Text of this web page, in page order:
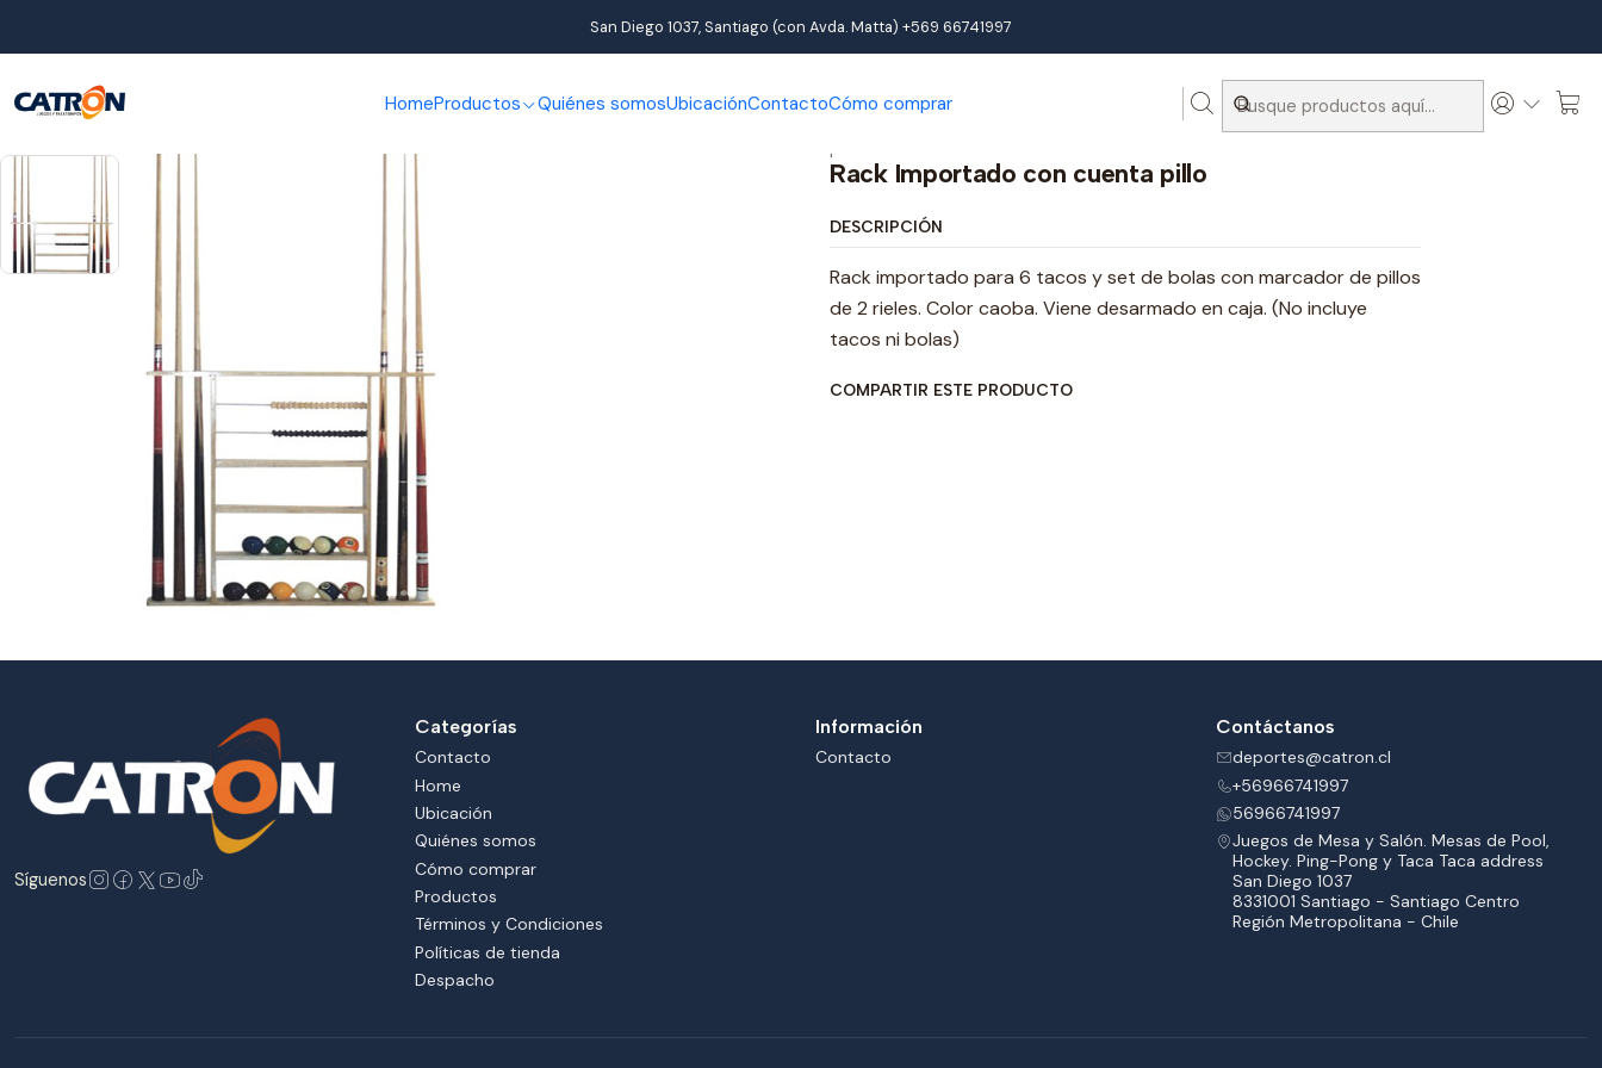
HomeProductos Quiénes somosUbicaciónContactoCómo comprar
San Diego 1037, Santiago (con Avda. Matta) +569 66741997
Productos Pool Accesorios de pool Rack Importado con cuenta pillo
|
Rack Importado con cuenta pillo
DESCRIPCIÓN
Rack importado para 6 tacos y set de bolas con marcador de pillos
de 2 rieles. Color caoba. Viene desarmado en caja. (No incluye
tacos ni bolas)
COMPARTIR ESTE PRODUCTO
Síguenos
Categorías
Contacto
Home
Ubicación
Quiénes somos
Cómo comprar
Productos
Términos y Condiciones
Políticas de tienda
Despacho
Información
Contacto
Contáctanos
deportes@catron.cl
+56966741997
56966741997
Juegos de Mesa y Salón. Mesas de Pool,
Hockey. Ping-Pong y Taca Taca address
San Diego 1037
8331001 Santiago - Santiago Centro
Región Metropolitana - Chile